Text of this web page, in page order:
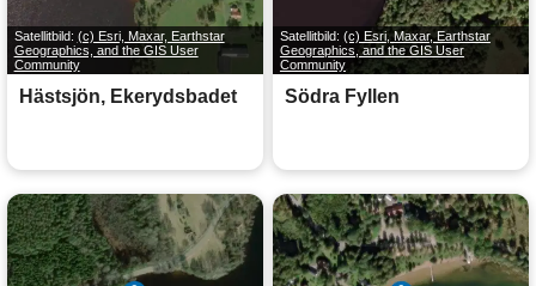
Satellitbild: (c) Esri, Maxar, Earthstar
Geographics, and the GIS User
Community
Hästsjön, Ekerydsbadet
Satellitbild: (c) Esri, Maxar, Earthstar
Geographics, and the GIS User
Community
Södra Fyllen